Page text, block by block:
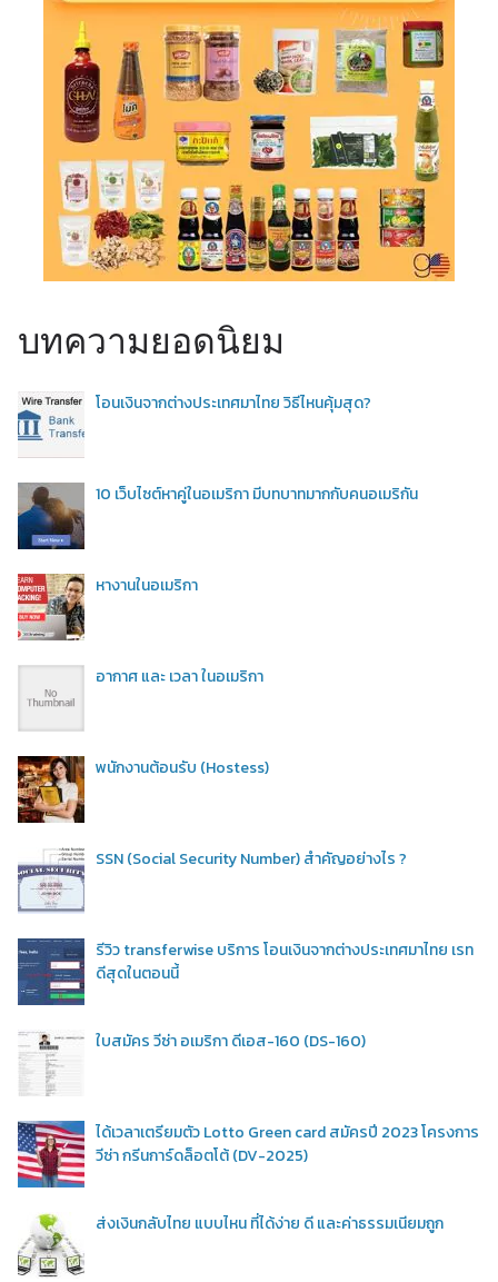
บทความยอดนิยม
โอนเงินจากต่างประเทศมาไทย วิธีไหนคุ้มสุด?
10 เว็บไซต์หาคู่ในอเมริกา มีบทบาทมากกับคนอเมริกัน
หางานในอเมริกา
อากาศ และ เวลา ในอเมริกา
พนักงานต้อนรับ (Hostess)
SSN (Social Security Number) สำคัญอย่างไร ?
รีวิว transferwise บริการ โอนเงินจากต่างประเทศมาไทย เรท
ดีสุดในตอนนี้
ใบสมัคร วีซ่า อเมริกา ดีเอส-160 (DS-160)
ได้เวลาเตรียมตัว Lotto Green card สมัครปี 2023 โครงการ
วีซ่า กรีนการ์ดล็อตโต้ (DV-2025)
ส่งเงินกลับไทย แบบไหน ที่ได้ง่าย ดี และค่าธรรมเนียมถูก